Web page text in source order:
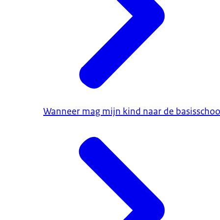
Wanneer mag mijn kind naar de